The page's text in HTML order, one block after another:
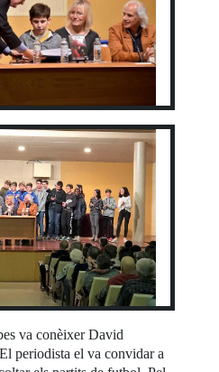
va conèixer David
periodista el va convidar a